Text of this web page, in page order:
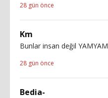
28 gün önce
Km
Bunlar insan değil YAMYAM
28 gün önce
Bedia-